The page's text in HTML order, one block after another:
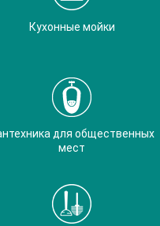
Кухонные мойки
для общественных
мест